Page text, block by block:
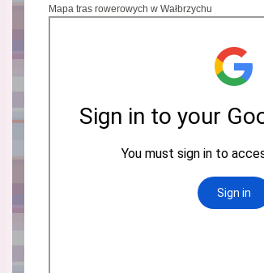
Mapa tras rowerowych w Wałbrzychu